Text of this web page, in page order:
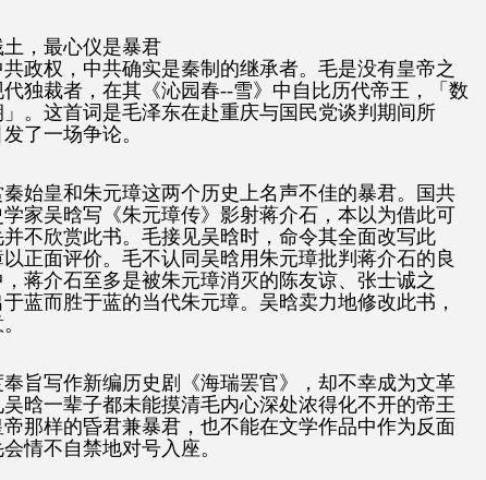
，最心仪是暴君
政权，中共确实是秦制的继承者。毛是没有皇帝之
独裁者，在其《沁园春--雪》中自比历代帝王，「数
。这首词是毛泽东在赴重庆与国民党谈判期间所
了一场争论。
始皇和朱元璋这两个历史上名声不佳的暴君。国共
家吴晗写《朱元璋传》影射蒋介石，本以为借此可
不欣赏此书。毛接见吴晗时，命令其全面改写此
正面评价。毛不认同吴晗用朱元璋批判蒋介石的良
蒋介石至多是被朱元璋消灭的陈友谅、张士诚之
蓝而胜于蓝的当代朱元璋。吴晗卖力地修改此书，
旨写作新编历史剧《海瑞罢官》，却不幸成为文革
晗一辈子都未能摸清毛内心深处浓得化不开的帝王
那样的昏君兼暴君，也不能在文学作品中作为反面
情不自禁地对号入座。